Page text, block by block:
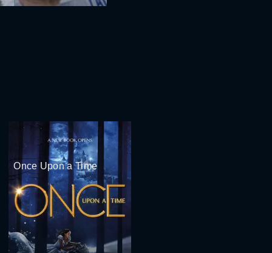
Once Upon a Time